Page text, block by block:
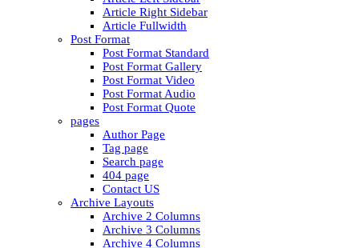
Article Right Sidebar
Article Fullwidth
Post Format
Post Format Standard
Post Format Gallery
Post Format Video
Post Format Audio
Post Format Quote
pages
Author Page
Tag page
Search page
404 page
Contact US
Archive Layouts
Archive 2 Columns
Archive 3 Columns
Archive 4 Columns